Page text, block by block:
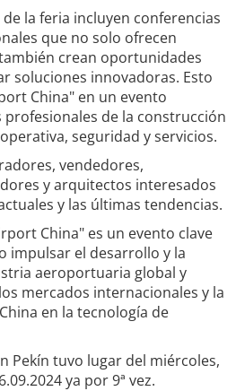
la feria incluyen conferencias
que no solo ofrecen
crean oportunidades
soluciones innovadoras. Esto
China" en un evento
de la construcción
seguridad y servicios.
vendedores,
y arquitectos interesados
y las últimas tendencias.
China" es un evento clave
impulsar el desarrollo y la
aeroportuaria global y
mercados internacionales y la
en la tecnología de
Pekín tuvo lugar del miércoles,
ya por 9ª vez.